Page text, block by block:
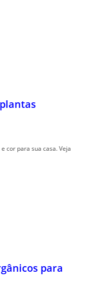
cor para sua casa. Veja
para